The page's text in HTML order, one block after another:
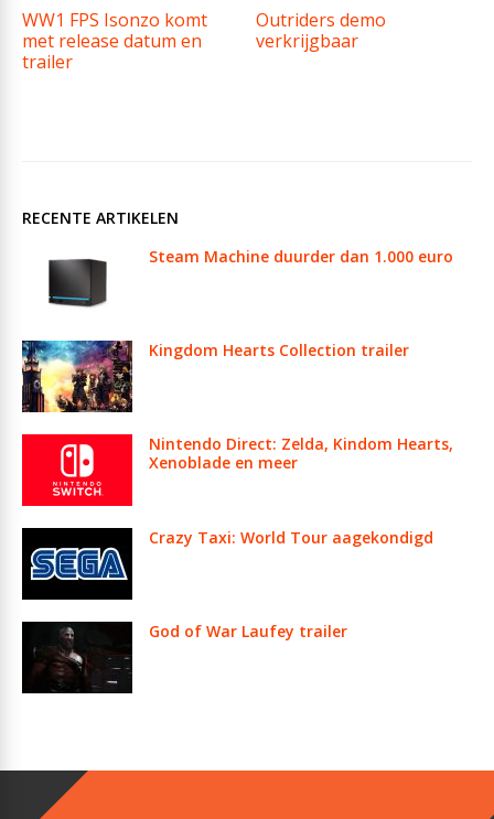
WW1 FPS Isonzo komt
met release datum en
trailer
Outriders demo
verkrijgbaar
RECENTE ARTIKELEN
Steam Machine duurder dan 1.000 euro
Kingdom Hearts Collection trailer
Nintendo Direct: Zelda, Kindom Hearts,
Xenoblade en meer
Crazy Taxi: World Tour aagekondigd
God of War Laufey trailer